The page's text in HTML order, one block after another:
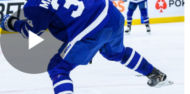
Play